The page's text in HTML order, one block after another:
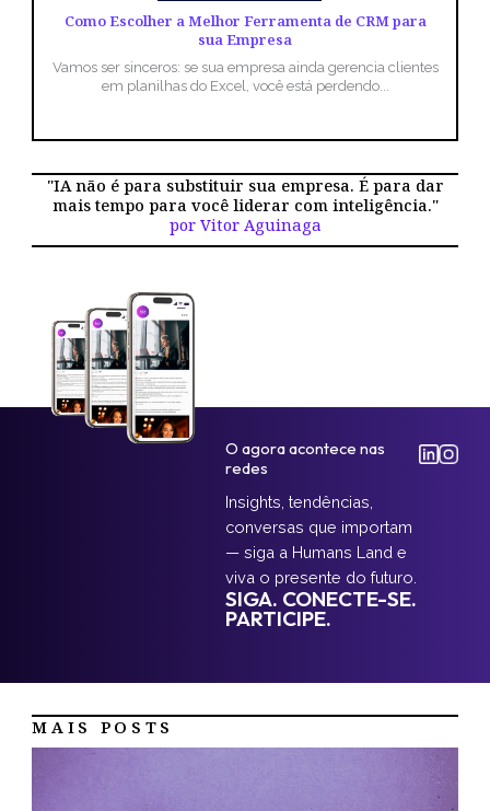
Como Escolher a Melhor Ferramenta de CRM para
sua Empresa
Vamos ser sinceros: se sua empresa ainda gerencia clientes
em planilhas do Excel, você está perdendo...
"IA não é para substituir sua empresa. É para dar
mais tempo para você liderar com inteligência."
por Vitor Aguinaga
O agora acontece nas
redes
Insights, tendências,
conversas que importam
— siga a Humans Land e
viva o presente do futuro.
SIGA. CONECTE-SE.
PARTICIPE.
MAIS POSTS